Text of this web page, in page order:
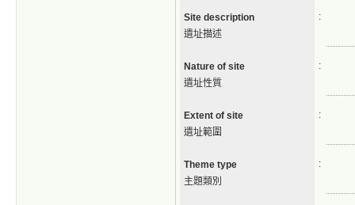
Site description
遺址描述
:
Nature of site
遺址性質
:
Extent of site
遺址範圍
:
Theme type
主題類別
: